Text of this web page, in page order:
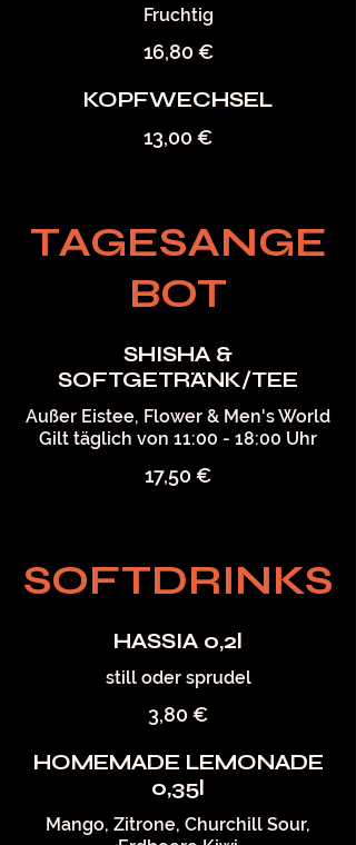
Fruchtig
16,80 €
KOPFWECHSEL
13,00 €
TAGESANGE
BOT
SHISHA &
SOFTGETRÄNK/TEE
Außer Eistee, Flower & Men's World
Gilt täglich von 11:00 - 18:00 Uhr
17,50 €
SOFTDRINKS
HASSIA 0,2l
still oder sprudel
3,80 €
HOMEMADE LEMONADE
0,35l
Mango, Zitrone, Churchill Sour,